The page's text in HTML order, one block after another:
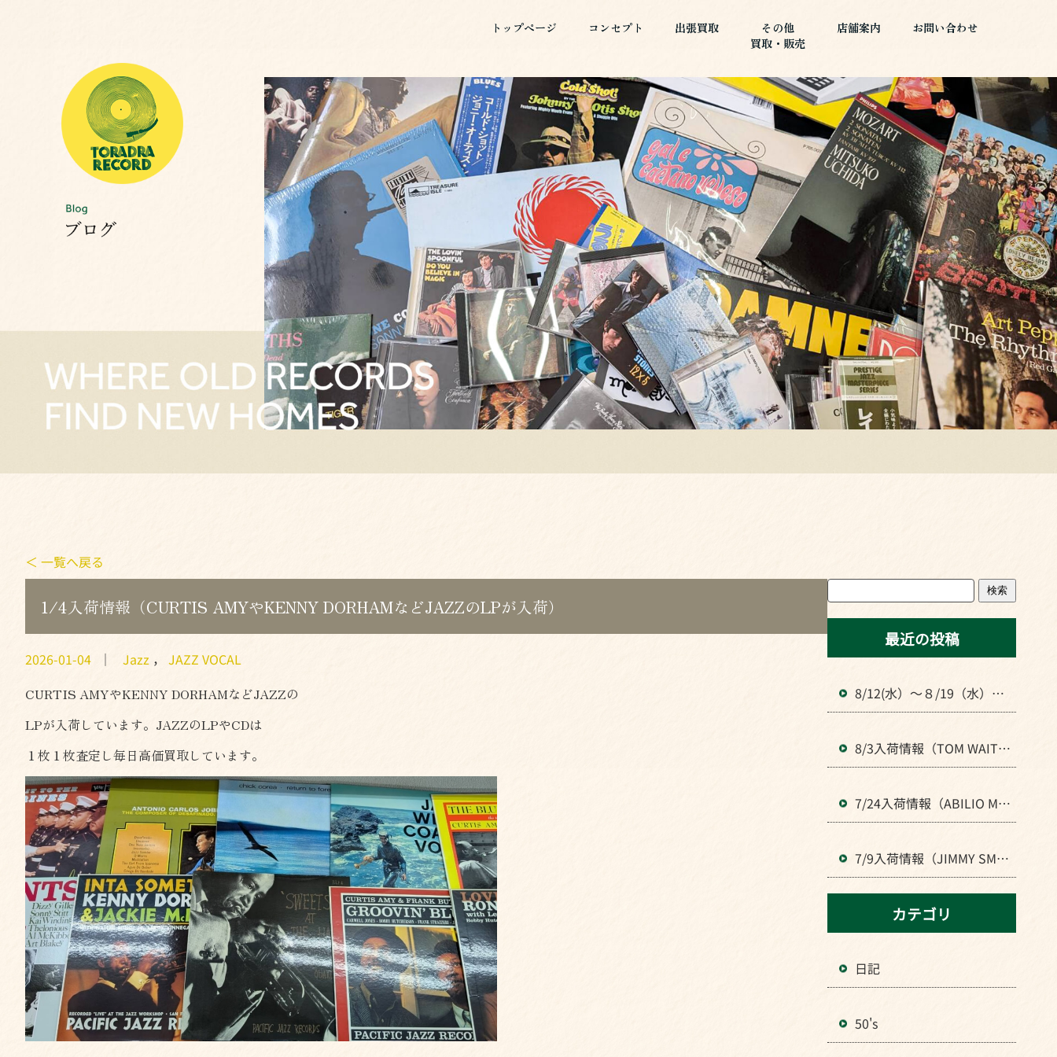
買取・販売
トップページ
コンセプト 出張買取
その他
買取・販売
店舗案内 お問い合わせ
＜ 一覧へ戻る
1/4入荷情報（CURTIS AMYやKENNY DORHAMなどJAZZのLPが入荷）
2026-01-04 ｜ Jazz ， JAZZ VOCAL
CURTIS AMYやKENNY DORHAMなどJAZZの
LPが入荷しています。JAZZのLPやCDは
１枚１枚査定し毎日高価買取しています。
検索
最近の投稿
8/12(水）～８/19（水）ま
で夏季休業します。よろし
8/3入荷情報（TOM WAIT
S、KRAFTWERKなどロック
7/24入荷情報（ABILIO MA
NOELなどBRAZIL音楽のLP
7/9入荷情報（JIMMY SMIT
H、MⅭCOY TYNERなどJAZ
Zの人気LPが入荷）
カテゴリ
日記
50's